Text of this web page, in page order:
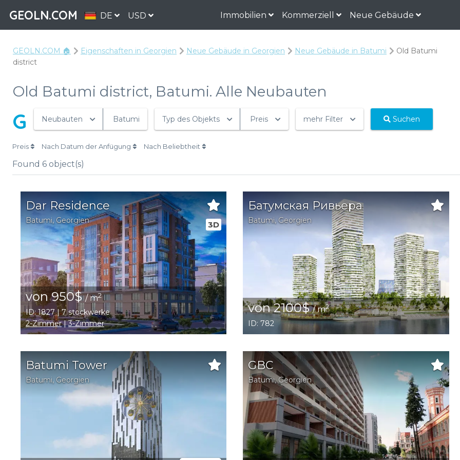
GEOLN.COM DE USD Immobilien Kommerziell Neue Gebäude
GEOLN.COM 🏠 Eigenschaften in Georgien Neue Gebäude in Georgien Neue Gebäude in Batumi
Old Batumi
district
Old Batumi district, Batumi. Alle Neubauten
G Neubauten Batumi Typ des Objekts Preis mehr Filter Suchen
Preis Nach Datum der Anfügung Nach Beliebtheit
Found 6 object(s)
Dar Residence
Batumi, Georgien 3D
von 950$/ m2
ID: 1827 | 7 stockwerke
2-Zimmer|3-Zimmer
Батумская Ривьера
Batumi,Georgien
von 2100$/ m2
ID: 782
Batumi Tower
Batumi, Georgien
GBC
Batumi,Georgien